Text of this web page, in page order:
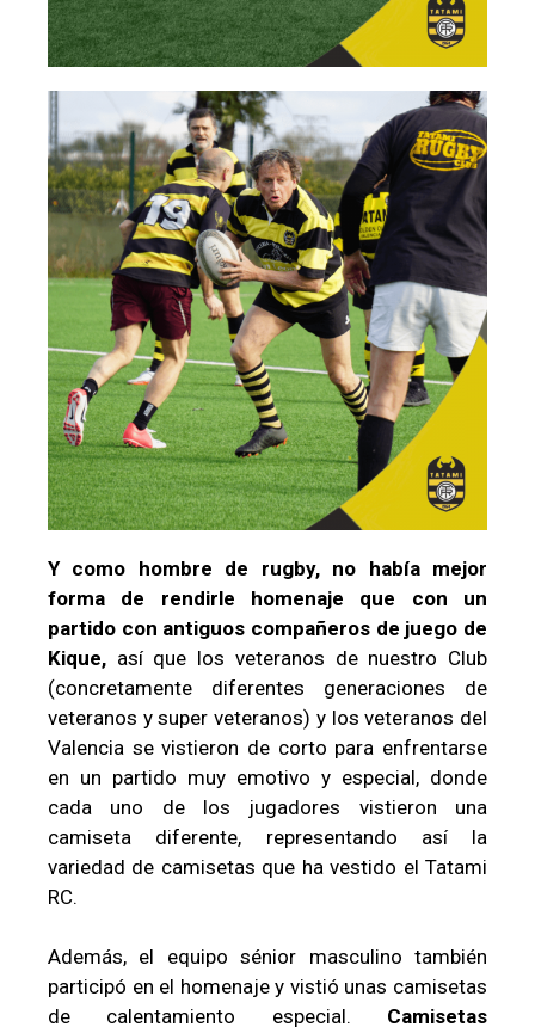
Y como hombre de rugby, no había mejor
forma de rendirle homenaje que con un
partido con antiguos compañeros de juego de
Kique, así que los veteranos de nuestro Club
(concretamente diferentes generaciones de
veteranos y super veteranos) y los veteranos del
Valencia se vistieron de corto para enfrentarse
en un partido muy emotivo y especial, donde
cada uno de los jugadores vistieron una
camiseta diferente, representando así la
variedad de camisetas que ha vestido el Tatami
RC.
Además, el equipo sénior masculino también
participó en el homenaje y vistió unas camisetas
de calentamiento especial. Camisetas